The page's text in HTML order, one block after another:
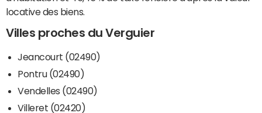
locative des biens.
Villes proches du Verguier
Jeancourt (02490)
Pontru (02490)
Vendelles (02490)
Villeret (02420)